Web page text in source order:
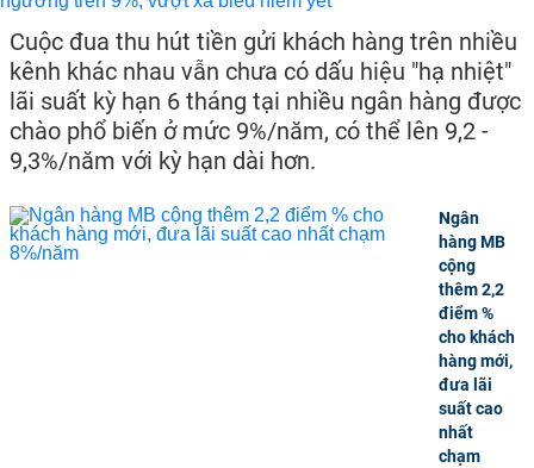
Cuộc đua thu hút tiền gửi khách hàng trên nhiều
kênh khác nhau vẫn chưa có dấu hiệu "hạ nhiệt"
lãi suất kỳ hạn 6 tháng tại nhiều ngân hàng được
chào phổ biến ở mức 9%/năm, có thể lên 9,2 -
9,3%/năm với kỳ hạn dài hơn.
Ngân
hàng MB
cộng
thêm 2,2
điểm %
cho khách
hàng mới,
đưa lãi
suất cao
nhất
chạm